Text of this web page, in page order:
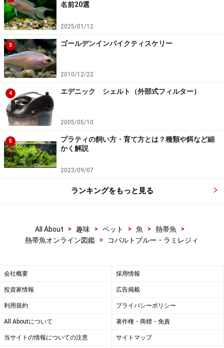
名前20選
2025/01/12
3 ゴールデンインパイクティスケリー
2010/12/22
4 エデニック シェルト（外部式フィルター）
2005/05/10
5
プラティの飼い方・育て方とは？種類や餌など細
かく解説
2023/09/07
ランキングをもっと見る
All About > 趣味 > ペット > 魚 > 熱帯魚
>
熱帯魚オンライン図鑑
> コバルトブルー・ラミレジィ
会社概要 採用情報
投資家情報 広告掲載
利用規約 プライバシーポリシー
All Aboutについて 著作権・商標・免責
当サイトの情報についての注意 サイトマップ